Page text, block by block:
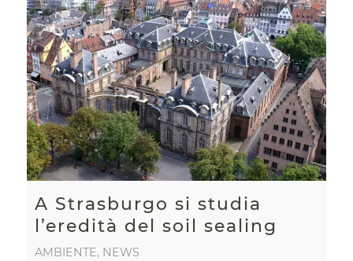
A Strasburgo si studia
l’eredità del soil sealing
AMBIENTE, NEWS